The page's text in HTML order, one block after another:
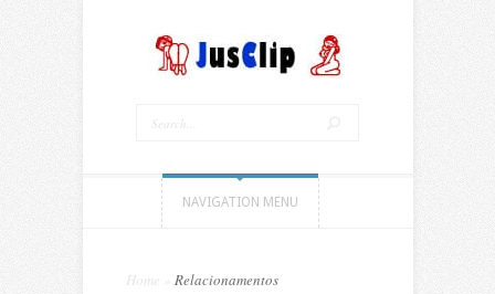
NAVIGATION MENU
Home Relacionamentos